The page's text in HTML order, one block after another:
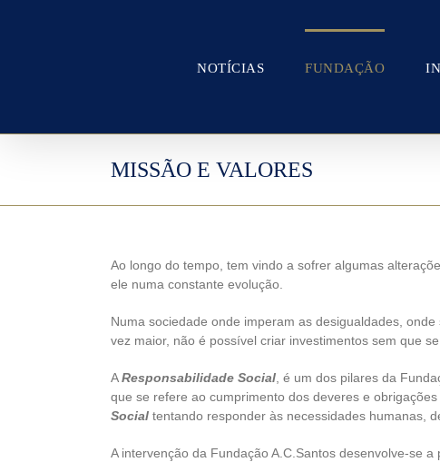
NOTÍCIAS
FUNDAÇÃO
MISSÃO E VALORES
Ao longo do tempo, tem vindo a sofrer algumas
ele numa constante evolução.
Numa sociedade onde imperam as desigualdades,
vez maior, não é possível criar investimentos sem que
AResponsabilidade Social , é um dos pilares da
que se refere ao cumprimento dos deveres e
Social tentando responder às necessidades humanas,
A intervenção da Fundação A.C.Santos desenvolve-se a